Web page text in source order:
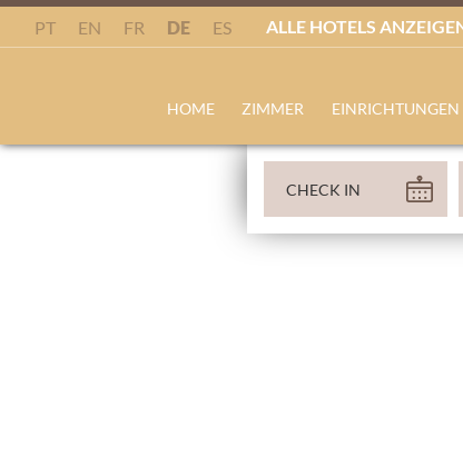
PT EN FR DE ES ALLE HOTELS
HOME ZIMMER EINRICHTUNGEN